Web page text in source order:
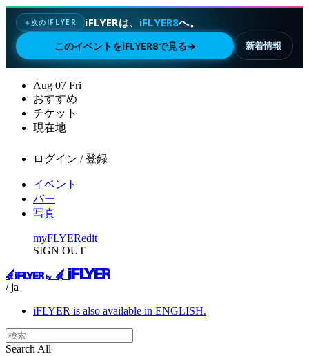
✦次のIFLYER iFLYERは、 iFLYER8へ。
このイベントをiFLYER8で見る→ 新着情報
Aug 07 Fri
おすすめ
チケット
現在地
ログイン / 登録
イベント
バー
写真
myFLYERedit
SIGN OUT
/ ja
iFLYER is also available in ENGLISH.
Search All